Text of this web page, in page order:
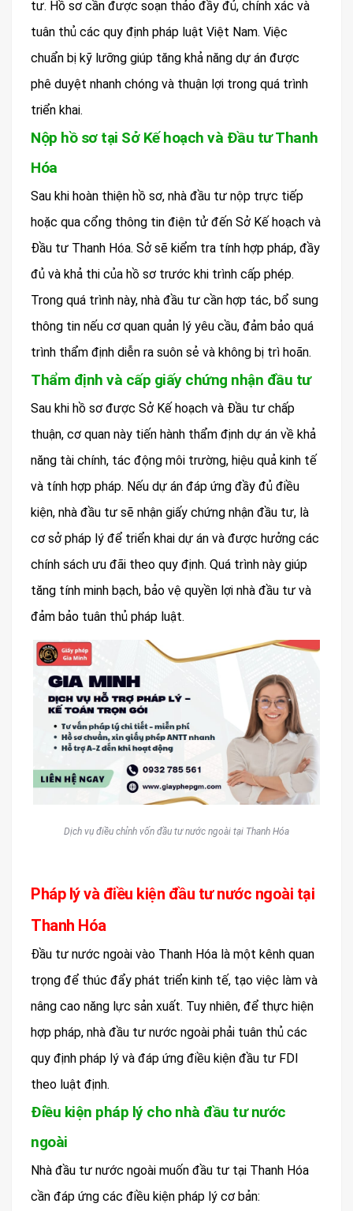
tư. Hồ sơ cần được soạn thảo đầy đủ, chính xác và
tuân thủ các quy định pháp luật Việt Nam. Việc
chuẩn bị kỹ lưỡng giúp tăng khả năng dự án được
phê duyệt nhanh chóng và thuận lợi trong quá trình
triển khai.
Nộp hồ sơ tại Sở Kế hoạch và Đầu tư Thanh
Hóa
Sau khi hoàn thiện hồ sơ, nhà đầu tư nộp trực tiếp
hoặc qua cổng thông tin điện tử đến Sở Kế hoạch và
Đầu tư Thanh Hóa. Sở sẽ kiểm tra tính hợp pháp, đầy
đủ và khả thi của hồ sơ trước khi trình cấp phép.
Trong quá trình này, nhà đầu tư cần hợp tác, bổ sung
thông tin nếu cơ quan quản lý yêu cầu, đảm bảo quá
trình thẩm định diễn ra suôn sẻ và không bị trì hoãn.
Thẩm định và cấp giấy chứng nhận đầu tư
Sau khi hồ sơ được Sở Kế hoạch và Đầu tư chấp
thuận, cơ quan này tiến hành thẩm định dự án về khả
năng tài chính, tác động môi trường, hiệu quả kinh tế
và tính hợp pháp. Nếu dự án đáp ứng đầy đủ điều
kiện, nhà đầu tư sẽ nhận giấy chứng nhận đầu tư, là
cơ sở pháp lý để triển khai dự án và được hưởng các
chính sách ưu đãi theo quy định. Quá trình này giúp
tăng tính minh bạch, bảo vệ quyền lợi nhà đầu tư và
đảm bảo tuân thủ pháp luật.
Dịch vụ điều chỉnh vốn đầu tư nước ngoài tại Thanh Hóa
Pháp lý và điều kiện đầu tư nước ngoài tại
Thanh Hóa
Đầu tư nước ngoài vào Thanh Hóa là một kênh quan
trọng để thúc đẩy phát triển kinh tế, tạo việc làm và
nâng cao năng lực sản xuất. Tuy nhiên, để thực hiện
hợp pháp, nhà đầu tư nước ngoài phải tuân thủ các
quy định pháp lý và đáp ứng điều kiện đầu tư FDI
theo luật định.
Điều kiện pháp lý cho nhà đầu tư nước
ngoài
Nhà đầu tư nước ngoài muốn đầu tư tại Thanh Hóa
cần đáp ứng các điều kiện pháp lý cơ bản: